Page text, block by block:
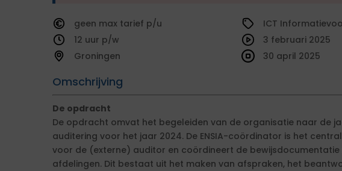
geen
tarief
12
Groningen
ICT
Omschrijving
3 februari 2025
30 april 2025
De opdracht
De opdracht omvat het begeleiden van de organisatie naar de
auditering voor het jaar 2024. De ENSIA-coördinator is het
voor de (externe) auditor en coördineert de
afdelingen. Dit bestaat uit het maken van afspraken, het